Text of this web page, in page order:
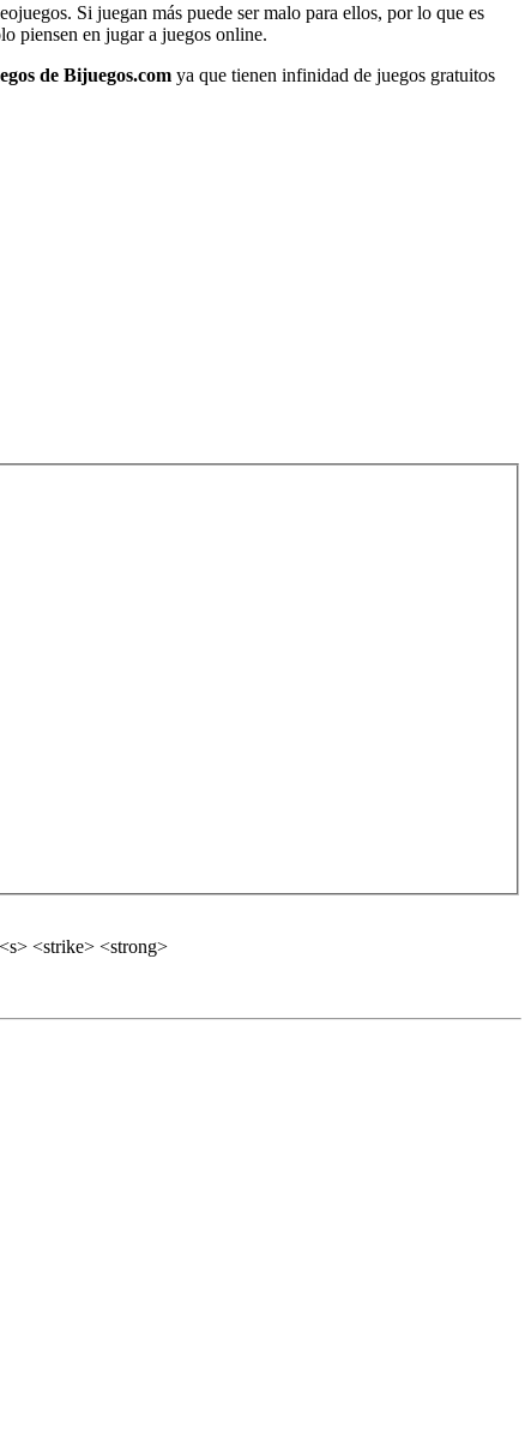
Si juegan más puede ser malo para ellos, por lo que es
piensen en jugar a juegos online.
de Bijuegos.com ya que tienen infinidad de juegos gratuitos
<strike> <strong>